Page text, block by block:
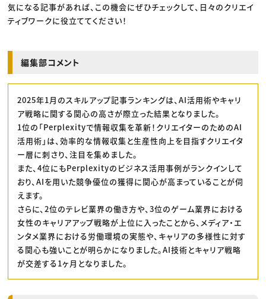
気になる記事があれば、この機会にぜひチェックして、日々のクリエイ
ティブワークに役立ててください！
編集部コメント
2025年1月のスキルアップ記事ランキングは、AI活用術やキャリ
ア戦略に関する関心の高さが際立った結果となりました。
1位の「Perplexityで情報収集を革新！クリエイターのためのAI
活用術」は、効率的な情報収集と生産性向上を目指すクリエイタ
ー層に刺さり、注目を集めました。
また、4位にもPerplexityのビジネス活用事例がランクインして
おり、AIを用いた競争優位の獲得に関心が高まっていることが伺
えます。
さらに、2位のテレビ業界の働き方や、3位のゲーム業界における
女性のキャリアアップ戦略が上位に入ったことから、メディア・エ
ンタメ業界における労働環境の実態や、キャリアの多様性に対す
る関心も強いことが明らかになりました。AI技術とキャリア戦略
が交差する1ヶ月となりました。